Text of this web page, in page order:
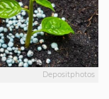
Depositphotos